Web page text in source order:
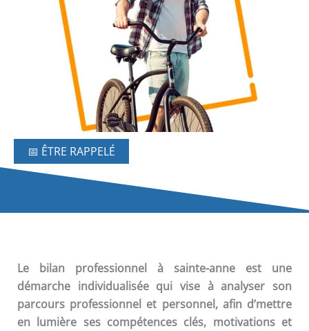
📅 ÊTRE RAPPELÉ
Le bilan professionnel à sainte-anne est une
démarche individualisée qui vise à analyser son
parcours professionnel et personnel, afin d’mettre
en lumière ses compétences clés, motivations et